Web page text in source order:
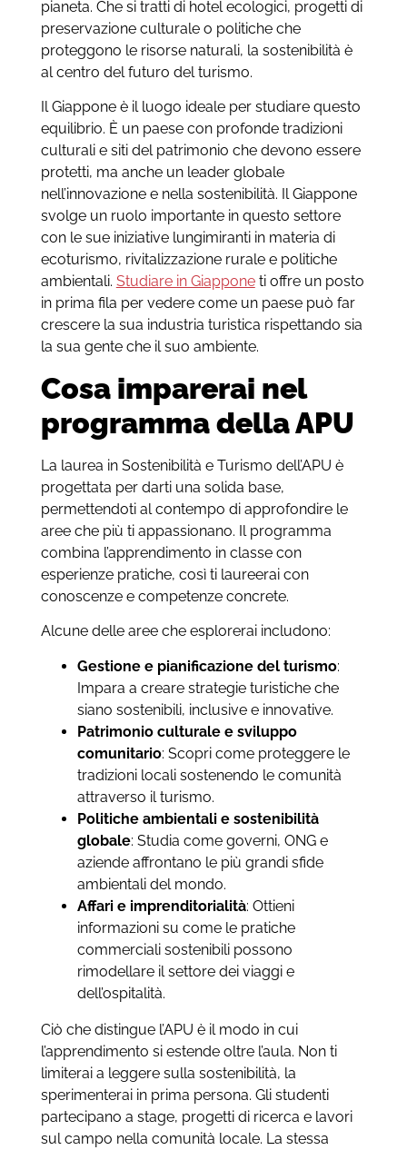
pianeta. Che si tratti di hotel ecologici, progetti di
preservazione culturale o politiche che
proteggono le risorse naturali, la sostenibilità è
al centro del futuro del turismo.
Il Giappone è il luogo ideale per studiare questo
equilibrio. È un paese con profonde tradizioni
culturali e siti del patrimonio che devono essere
protetti, ma anche un leader globale
nell’innovazione e nella sostenibilità. Il Giappone
svolge un ruolo importante in questo settore
con le sue iniziative lungimiranti in materia di
ecoturismo, rivitalizzazione rurale e politiche
ambientali. Studiare in Giapponeti offre un posto
in prima fila per vedere come un paese può far
crescere la sua industria turistica rispettando sia
la sua gente che il suo ambiente.
Cosa imparerai nel
programma della APU
La laurea in Sostenibilità e Turismo dell’APU è
progettata per darti una solida base,
permettendoti al contempo di approfondire le
aree che più ti appassionano. Il programma
combina l’apprendimento in classe con
esperienze pratiche, così ti laureerai con
conoscenze e competenze concrete.
Alcune delle aree che esplorerai includono:
Gestione e pianificazione del turismo:
Impara a creare strategie turistiche che
siano sostenibili, inclusive e innovative.
Patrimonio culturale e sviluppo
comunitario: Scopri come proteggere le
tradizioni locali sostenendo le comunità
attraverso il turismo.
Politiche ambientali e sostenibilità
globale: Studia come governi, ONG e
aziende affrontano le più grandi sfide
ambientali del mondo.
Affari e imprenditorialità: Ottieni
informazioni su come le pratiche
commerciali sostenibili possono
rimodellare il settore dei viaggi e
dell’ospitalità.
Ciò che distingue l’APU è il modo in cui
l’apprendimento si estende oltre l’aula. Non ti
limiterai a leggere sulla sostenibilità, la
sperimenterai in prima persona. Gli studenti
partecipano a stage, progetti di ricerca e lavori
sul campo nella comunità locale. La stessa